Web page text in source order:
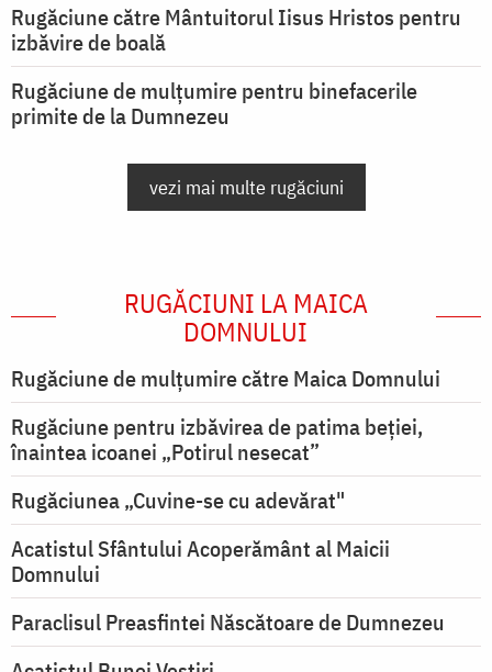
Rugăciune către Mântuitorul Iisus Hristos pentru
izbăvire de boală
Rugăciune de mulțumire pentru binefacerile
primite de la Dumnezeu
vezi mai multe rugăciuni
RUGĂCIUNI LA MAICA
DOMNULUI
Rugăciune de mulţumire către Maica Domnului
Rugăciune pentru izbăvirea de patima beției,
înaintea icoanei „Potirul nesecat”
Rugăciunea „Cuvine-se cu adevărat"
Acatistul Sfântului Acoperământ al Maicii
Domnului
Paraclisul Preasfintei Născătoare de Dumnezeu